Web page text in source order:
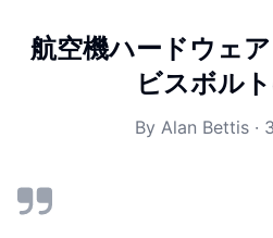
航空機ハードウェ
ビスボル
By Alan Bettis·